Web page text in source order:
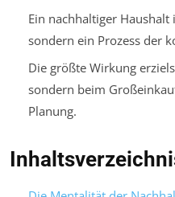
Ein nachhaltiger
sondern ein Prozess der
Die größte Wirkung
sondern beim
Planung.